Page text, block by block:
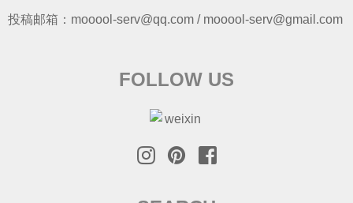
投稿邮箱：mooool-serv@qq.com / mooool-serv@gmail.com
FOLLOW US